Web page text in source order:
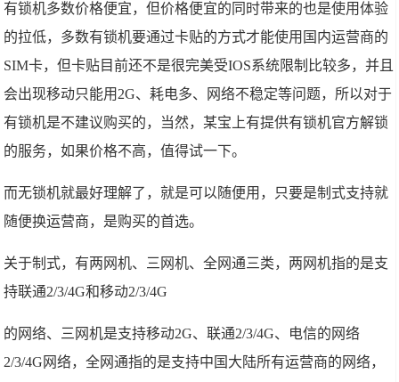
有锁机多数价格便宜，但价格便宜的同时带来的也是使用体验
的拉低，多数有锁机要通过卡贴的方式才能使用国内运营商的
SIM卡，但卡贴目前还不是很完美受IOS系统限制比较多，并且
会出现移动只能用2G、耗电多、网络不稳定等问题，所以对于
有锁机是不建议购买的，当然，某宝上有提供有锁机官方解锁
的服务，如果价格不高，值得试一下。
而无锁机就最好理解了，就是可以随便用，只要是制式支持就
随便换运营商，是购买的首选。
关于制式，有两网机、三网机、全网通三类，两网机指的是支
持联通2/3/4G和移动2/3/4G
的网络、三网机是支持移动2G、联通2/3/4G、电信的网络
2/3/4G网络，全网通指的是支持中国大陆所有运营商的网络，